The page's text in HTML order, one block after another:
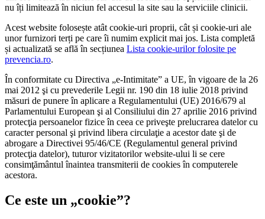
nu îți limitează în niciun fel accesul la site sau la serviciile clinicii.
Acest website folosește atât cookie-uri proprii, cât și cookie-uri ale
unor furnizori terți pe care îi numim explicit mai jos. Lista completă
și actualizată se află în secțiunea Lista cookie-urilor folosite pe
prevencia.ro.
În conformitate cu Directiva „e-Intimitate” a UE, în vigoare de la 26
mai 2012 şi cu prevederile Legii nr. 190 din 18 iulie 2018 privind
măsuri de punere în aplicare a Regulamentului (UE) 2016/679 al
Parlamentului European şi al Consiliului din 27 aprilie 2016 privind
protecţia persoanelor fizice în ceea ce priveşte prelucrarea datelor cu
caracter personal şi privind libera circulaţie a acestor date şi de
abrogare a Directivei 95/46/CE (Regulamentul general privind
protecţia datelor), tuturor vizitatorilor website-ului li se cere
consimţământul înaintea transmiterii de cookies în computerele
acestora.
Ce este un „cookie”?